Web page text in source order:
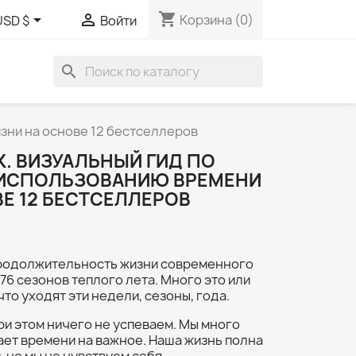
$  Войти shopping_cart Корзина (0)
search
на основе 12 бестселлеров
ВИЗУАЛЬНЫЙ ГИД ПО
ВРЕМЕНИ
12 БЕСТСЕЛЛЕРОВ
жизни современного
сезонов теплого лета. Много это или
уходят эти недели, сезоны, года.
этом ничего не успеваем. Мы много
времени на важное. Наша жизнь полна